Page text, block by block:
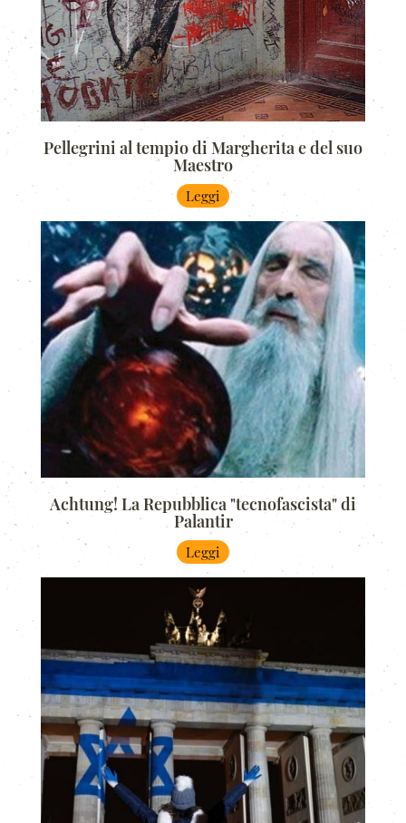
Pellegrini al tempio di Margherita e del suo
Maestro
Leggi
Achtung! La Repubblica "tecnofascista" di
Palantir
Leggi